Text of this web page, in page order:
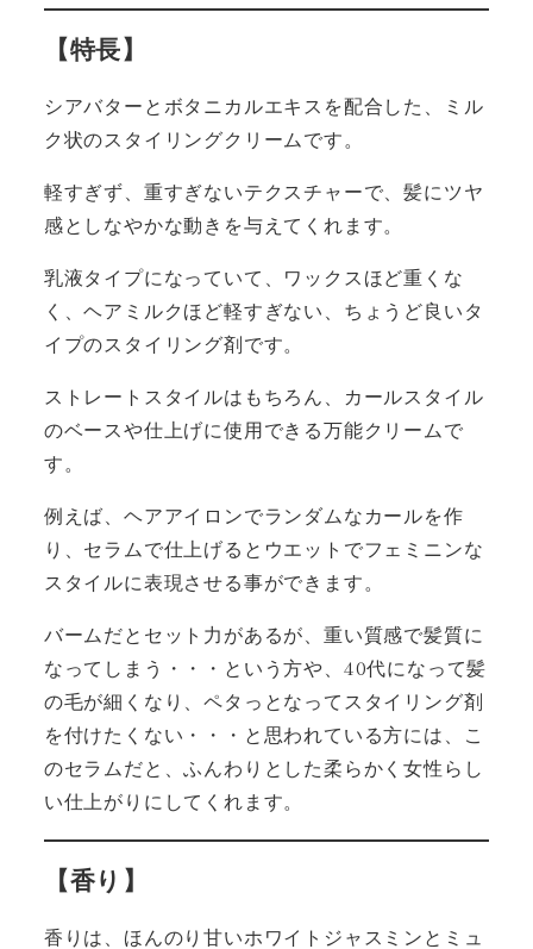
【特長】
シアバターとボタニカルエキスを配合した、ミル
ク状のスタイリングクリームです。
軽すぎず、重すぎないテクスチャーで、髪にツヤ
感としなやかな動きを与えてくれます。
乳液タイプになっていて、ワックスほど重くな
く、ヘアミルクほど軽すぎない、ちょうど良いタ
イプのスタイリング剤です。
ストレートスタイルはもちろん、カールスタイル
のベースや仕上げに使用できる万能クリームで
す。
例えば、ヘアアイロンでランダムなカールを作
り、セラムで仕上げるとウエットでフェミニンな
スタイルに表現させる事ができます。
バームだとセット力があるが、重い質感で髪質に
なってしまう・・・という方や、40代になって髪
の毛が細くなり、ペタっとなってスタイリング剤
を付けたくない・・・と思われている方には、こ
のセラムだと、ふんわりとした柔らかく女性らし
い仕上がりにしてくれます。
【香り】
香りは、ほんのり甘いホワイトジャスミンとミュ